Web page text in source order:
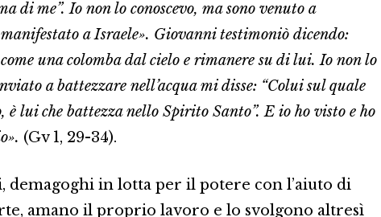
di me”. Io non lo conoscevo, ma sono venuto a
manifestato a Israele». Giovanni testimoniò dicendo:
una colomba dal cielo e rimanere su di lui. Io non lo
a battezzare nell’acqua mi disse: “Colui sul quale
lui che battezza nello Spirito Santo”. E io ho visto e ho
(Gv 1, 29-34).
demagoghi in lotta per il potere con l’aiuto di
amano il proprio lavoro e lo svolgono altresì